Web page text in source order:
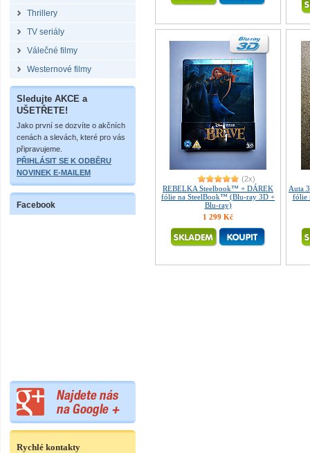
Thrillery
TV seriály
Válečné filmy
Westernové filmy
Sledujte AKCE a
UŠETŘETE!
Jako první se dozvíte o akčních
cenách a slevách, které pro vás
připravujeme.
PŘIHLÁSIT SE K ODBĚRU
NOVINEK E-MAILEM
Facebook
Rychlé kontakty
(2x)
REBELKA Steelbook™ + DÁREK
fólie na SteelBook™ (Blu-ray 3D +
Blu-ray)
1 299 Kč
Auta
fólie